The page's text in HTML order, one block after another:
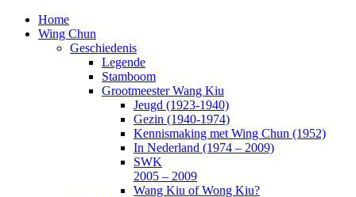
Home
Wing Chun
Geschiedenis
Legende
Stamboom
Grootmeester Wang Kiu
Jeugd (1923-1940)
Gezin (1940-1974)
Kennismaking met Wing Chun (1952)
In Nederland (1974 – 2009)
SWK
2005 – 2009
Wang Kiu of Wong Kiu?